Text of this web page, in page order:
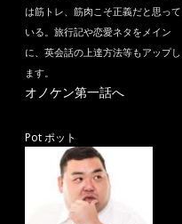
は筋トレ、筋肉こそ正義だと思って
いる。旅行記や恋愛ネタをメイン
に、英会話の上達方法等もアップし
ます。
オノケン第一話へ
Pot ポット